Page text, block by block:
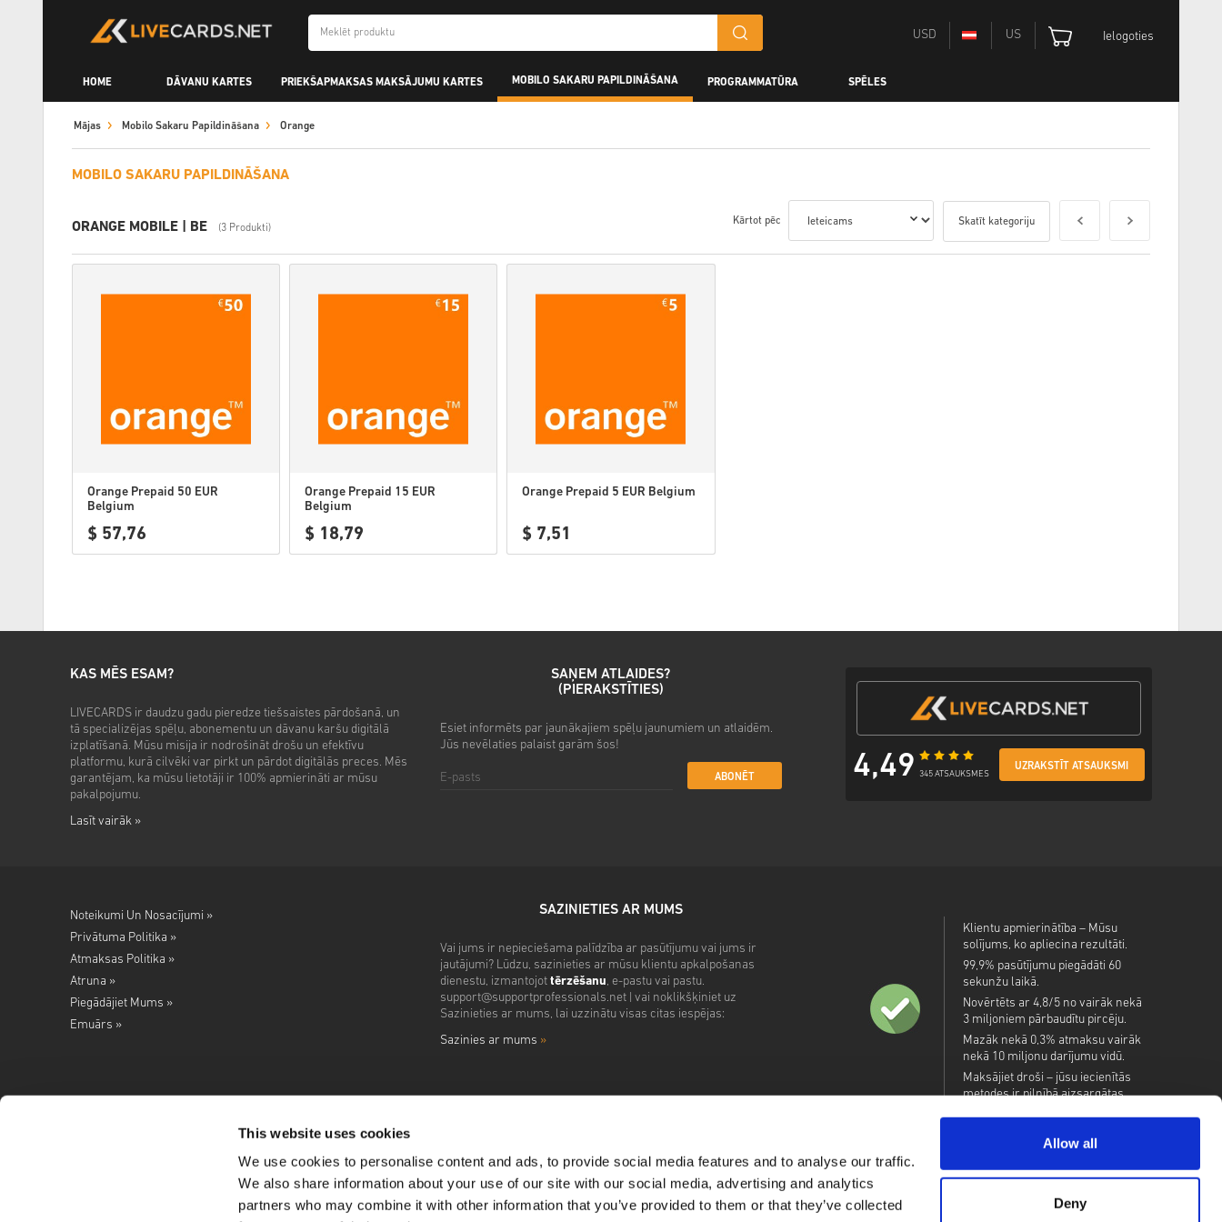
This website uses cookies
We use cookies to personalise content and ads, to provide social media features and to analyse our traffic.
We also share information about your use of our site with our social media, advertising and analytics
partners who may combine it with other information that you’ve provided to them or that they’ve collected
Allow all
Deny
USD US Ielogoties
HOME DĀVANU KARTES PRIEKŠAPMAKSAS MAKSĀJUMU KARTES MOBILO SAKARU PAPILDINĀŠANA PROGRAMMATŪRA SPĒLES
Mājas Mobilo Sakaru Papildināšana Orange
MOBILO SAKARU PAPILDINĀŠANA
ORANGE MOBILE | BE (3 Produkti)
Kārtot pēc Skatīt kategoriju
Orange Prepaid 50 EUR
Belgium
$ 57,76
Orange Prepaid 15 EUR
Belgium
$ 18,79
Orange Prepaid 5 EUR Belgium
$ 7,51
KAS MĒS ESAM?
LIVECARDS ir daudzu gadu pieredze tiešsaistes pārdošanā, un
tā specializējas spēļu, abonementu un dāvanu karšu digitālā
izplatīšanā. Mūsu misija ir nodrošināt drošu un efektīvu
platformu, kurā cilvēki var pirkt un pārdot digitālās preces. Mēs
garantējam, ka mūsu lietotāji ir 100% apmierināti ar mūsu
pakalpojumu.
Lasīt vairāk »
SAŅEM ATLAIDES?
(PIERAKSTĪTIES)
Esiet informēts par jaunākajiem spēļu jaunumiem un atlaidēm.
Jūs nevēlaties palaist garām šos!
ABONĒT 4,49 345 ATSAUKSMES
UZRAKSTĪT ATSAUKSMI
Noteikumi Un Nosacījumi »
Privātuma Politika »
Atmaksas Politika »
Atruna »
Piegādājiet Mums »
Emuārs »
SAZINIETIES AR MUMS
Vai jums ir nepieciešama palīdzība ar pasūtījumu vai jums ir
jautājumi? Lūdzu, sazinieties ar mūsu klientu apkalpošanas
dienestu, izmantojot tērzēšanu, e-pastu vai pastu.
support@supportprofessionals.net| vai noklikšķiniet uz
Sazinieties ar mums, lai uzzinātu visas citas iespējas:
Sazinies ar mums »
Klientu apmierinātība – Mūsu
solījums, ko apliecina rezultāti.
99,9% pasūtījumu piegādāti 60
sekunžu laikā.
Novērtēts ar 4,8/5 no vairāk nekā
3 miljoniem pārbaudītu pircēju.
Mazāk nekā 0,3% atmaksu vairāk
nekā 10 miljonu darījumu vidū.
Maksājiet droši – jūsu iecienītās
metodes ir pilnībā aizsargātas.